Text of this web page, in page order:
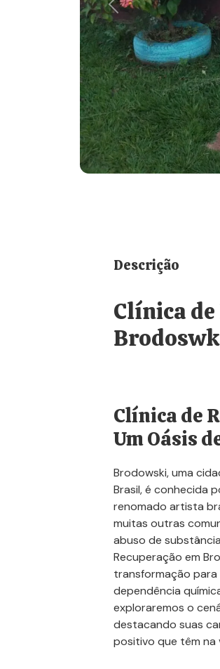
Previous
Descrição
Clínica
Clínica de
Um Oásis
Brodowski, uma
Brasil, é conhecida
renomado artista
muitas outras
abuso de
Recuperação em
transformação para
dependência
exploraremos o
destacando suas
positivo que têm na